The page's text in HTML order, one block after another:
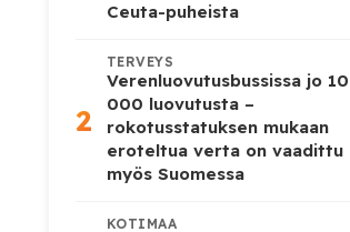
Ceuta-puheista
2
TERVEYS
Verenluovutusbussissa jo 10
000 luovutusta –
rokotusstatuksen mukaan
eroteltua verta on vaadittu
myös Suomessa
KOTIMAA